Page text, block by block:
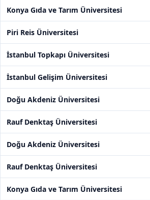
Konya Gıda ve Tarım Üniversitesi
Piri Reis Üniversitesi
İstanbul Topkapı Üniversitesi
İstanbul Gelişim Üniversitesi
Doğu Akdeniz Üniversitesi
Rauf Denktaş Üniversitesi
Doğu Akdeniz Üniversitesi
Rauf Denktaş Üniversitesi
Konya Gıda ve Tarım Üniversitesi